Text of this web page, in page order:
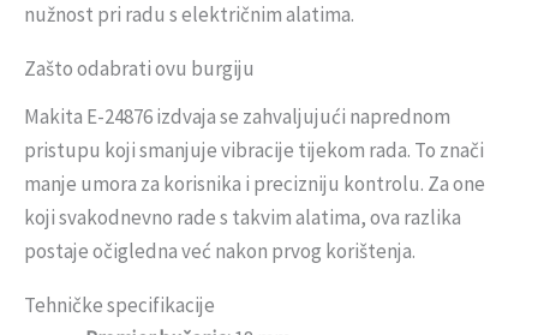
nužnost pri radu s električnim alatima.
Zašto odabrati ovu burgiju
Makita E-24876 izdvaja se zahvaljujući naprednom
pristupu koji smanjuje vibracije tijekom rada. To znači
manje umora za korisnika i precizniju kontrolu. Za one
koji svakodnevno rade s takvim alatima, ova razlika
postaje očigledna već nakon prvog korištenja.
Tehničke specifikacije